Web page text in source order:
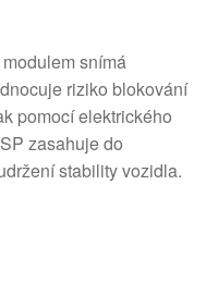
snímá
riziko blokování
pomocí elektrického
zasahuje do
stability vozidla.